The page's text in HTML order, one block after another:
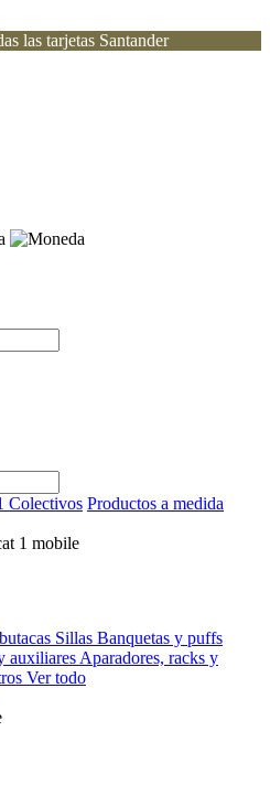
las tarjetas Santander
Colectivos Productos a medida
Sillas Banquetas y puffs
auxiliares Aparadores, racks y
Ver todo